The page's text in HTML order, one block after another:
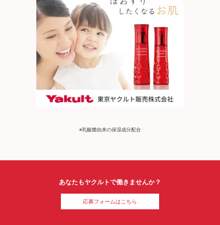
※乳酸菌由来の保湿成分配合
あなたもヤクルトで働きませんか？
応募フォームはこちら